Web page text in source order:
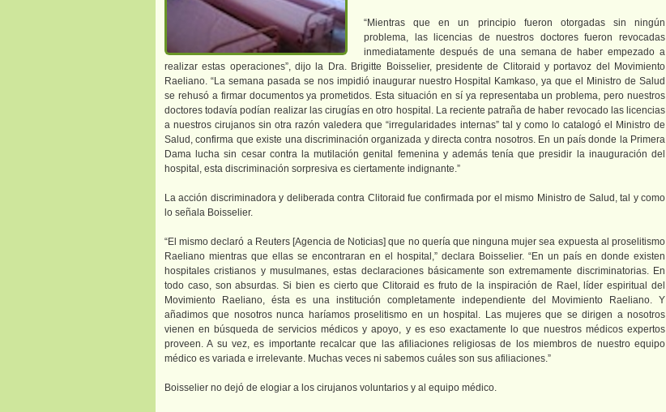
“Mientras que en un principio fueron otorgadas sin ningún
problema, las licencias de nuestros doctores fueron revocadas
inmediatamente después de una semana de haber empezado a
realizar estas operaciones”, dijo la Dra. Brigitte Boisselier, presidente de Clitoraid y portavoz del Movimiento
Raeliano. “La semana pasada se nos impidió inaugurar nuestro Hospital Kamkaso, ya que el Ministro de Salud
se rehusó a firmar documentos ya prometidos. Esta situación en sí ya representaba un problema, pero nuestros
doctores todavía podían realizar las cirugías en otro hospital. La reciente patraña de haber revocado las licencias
a nuestros cirujanos sin otra razón valedera que “irregularidades internas” tal y como lo catalogó el Ministro de
Salud, confirma que existe una discriminación organizada y directa contra nosotros. En un país donde la Primera
Dama lucha sin cesar contra la mutilación genital femenina y además tenía que presidir la inauguración del
hospital, esta discriminación sorpresiva es ciertamente indignante.”
La acción discriminadora y deliberada contra Clitoraid fue confirmada por el mismo Ministro de Salud, tal y como
lo señala Boisselier.
“El mismo declaró a Reuters [Agencia de Noticias] que no quería que ninguna mujer sea expuesta al proselitismo
Raeliano mientras que ellas se encontraran en el hospital,” declara Boisselier. “En un país en donde existen
hospitales cristianos y musulmanes, estas declaraciones básicamente son extremamente discriminatorias. En
todo caso, son absurdas. Si bien es cierto que Clitoraid es fruto de la inspiración de Rael, líder espiritual del
Movimiento Raeliano, ésta es una institución completamente independiente del Movimiento Raeliano. Y
añadimos que nosotros nunca haríamos proselitismo en un hospital. Las mujeres que se dirigen a nosotros
vienen en búsqueda de servicios médicos y apoyo, y es eso exactamente lo que nuestros médicos expertos
proveen. A su vez, es importante recalcar que las afiliaciones religiosas de los miembros de nuestro equipo
médico es variada e irrelevante. Muchas veces ni sabemos cuáles son sus afiliaciones.”
Boisselier no dejó de elogiar a los cirujanos voluntarios y al equipo médico.